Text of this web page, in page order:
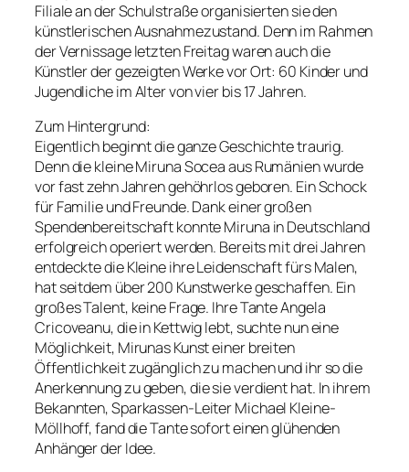
Filiale an der Schulstraße organisierten sie den
künstlerischen Ausnahmezustand. Denn im Rahmen
der Vernissage letzten Freitag waren auch die
Künstler der gezeigten Werke vor Ort: 60 Kinder und
Jugendliche im Alter von vier bis 17 Jahren.
Zum Hintergrund:
Eigentlich beginnt die ganze Geschichte traurig.
Denn die kleine Miruna Socea aus Rumänien wurde
vor fast zehn Jahren gehöhrlos geboren. Ein Schock
für Familie und Freunde. Dank einer großen
Spendenbereitschaft konnte Miruna in Deutschland
erfolgreich operiert werden. Bereits mit drei Jahren
entdeckte die Kleine ihre Leidenschaft fürs Malen,
hat seitdem über 200 Kunstwerke geschaffen. Ein
großes Talent, keine Frage. Ihre Tante Angela
Cricoveanu, die in Kettwig lebt, suchte nun eine
Möglichkeit, Mirunas Kunst einer breiten
Öffentlichkeit zugänglich zu machen und ihr so die
Anerkennung zu geben, die sie verdient hat. In ihrem
Bekannten, Sparkassen-Leiter Michael Kleine-
Möllhoff, fand die Tante sofort einen glühenden
Anhänger der Idee.